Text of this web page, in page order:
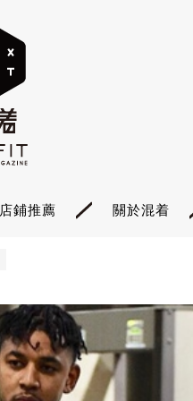
店鋪推薦 關於混着